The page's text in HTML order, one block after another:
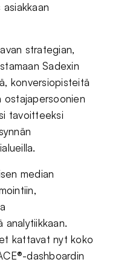
asiakkaan
strategian,
Sadexin
konversiopisteitä
ostajapersoonien
tavoitteeksi
median
analytiikkaan.
kattavat nyt koko
dashboardin